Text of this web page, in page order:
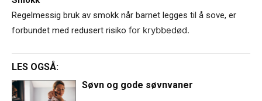
Regelmessig bruk av smokk når barnet leg­ges til å sove, er
forbundet med redusert risiko for krybbe­død.
LES OGSÅ:
Søvn og gode søvnvaner